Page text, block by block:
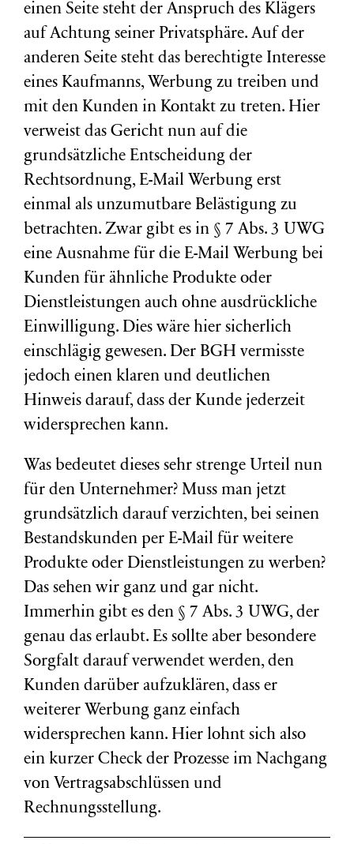
einen Seite steht der Anspruch des Klägers
auf Achtung seiner Privatsphäre. Auf der
anderen Seite steht das berechtigte Interesse
eines Kaufmanns, Werbung zu treiben und
mit den Kunden in Kontakt zu treten. Hier
verweist das Gericht nun auf die
grundsätzliche Entscheidung der
Rechtsordnung, E-Mail Werbung erst
einmal als unzumutbare Belästigung zu
betrachten. Zwar gibt es in § 7 Abs. 3 UWG
eine Ausnahme für die E-Mail Werbung bei
Kunden für ähnliche Produkte oder
Dienstleistungen auch ohne ausdrückliche
Einwilligung. Dies wäre hier sicherlich
einschlägig gewesen. Der BGH vermisste
jedoch einen klaren und deutlichen
Hinweis darauf, dass der Kunde jederzeit
widersprechen kann.
Was bedeutet dieses sehr strenge Urteil nun
für den Unternehmer? Muss man jetzt
grundsätzlich darauf verzichten, bei seinen
Bestandskunden per E-Mail für weitere
Produkte oder Dienstleistungen zu werben?
Das sehen wir ganz und gar nicht.
Immerhin gibt es den § 7 Abs. 3 UWG, der
genau das erlaubt. Es sollte aber besondere
Sorgfalt darauf verwendet werden, den
Kunden darüber aufzuklären, dass er
weiterer Werbung ganz einfach
widersprechen kann. Hier lohnt sich also
ein kurzer Check der Prozesse im Nachgang
von Vertragsabschlüssen und
Rechnungsstellung.